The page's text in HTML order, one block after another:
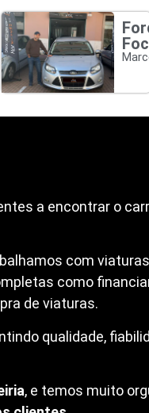
a encontrar o
com
como
de viaturas.
qualidade,
, e temos muito